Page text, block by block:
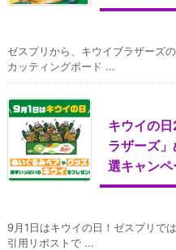
ゼスプリから、キウイブラザーズ
カッティングボード ...
キウイの
ラザーズ
選キャン
9月1日はキウイの日！ゼスプリで
引用リポストで ...